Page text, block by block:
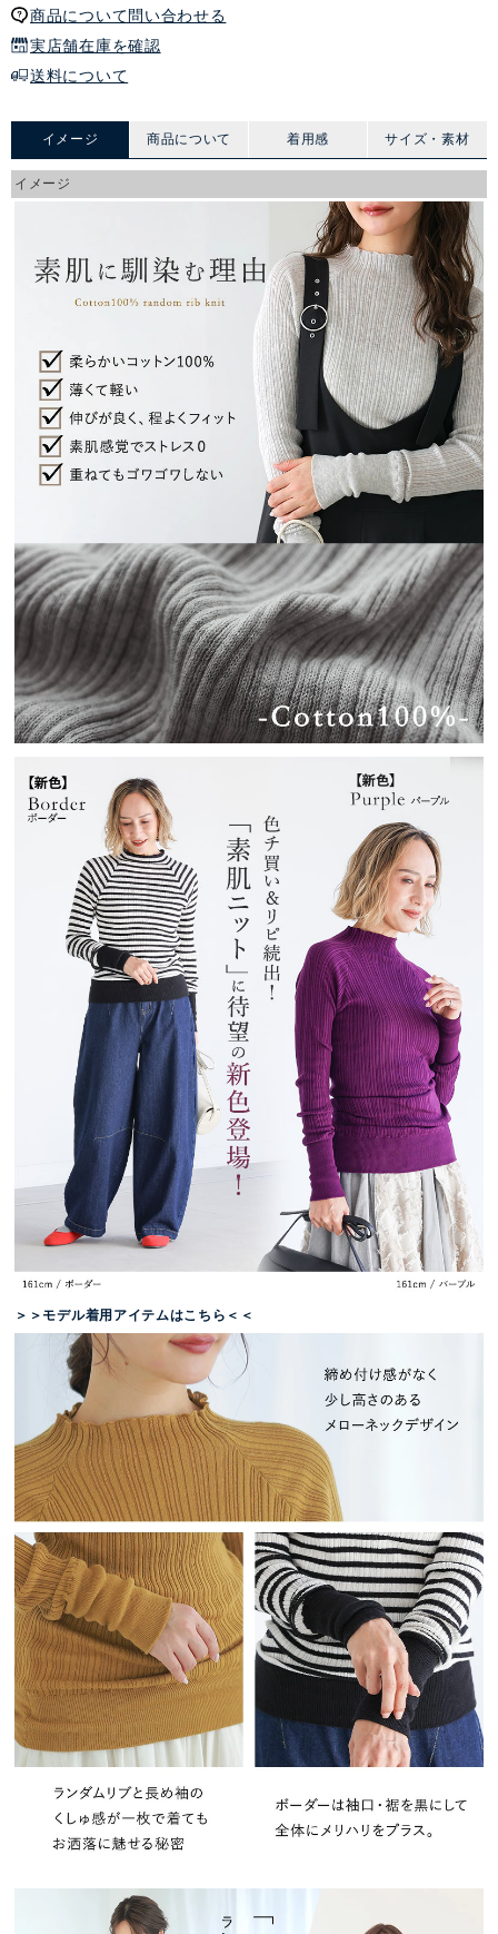
商品について問い合わせる
実店舗在庫を確認
送料について
イメージ 商品について 着用感 サイズ・素材
イメージ
＞＞モデル着用アイテムはこちら＜＜